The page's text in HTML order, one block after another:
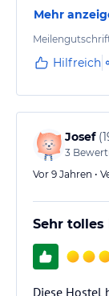
Mehr
Hilfreich
Josef (
3
Vor 9 Jahren •
Sehr
Diese Hostel